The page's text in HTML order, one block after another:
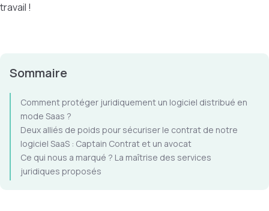
travail !
Sommaire
Comment protéger juridiquement un logiciel distribué en
mode Saas ?
Deux alliés de poids pour sécuriser le contrat de notre
logiciel SaaS : Captain Contrat et un avocat
Ce qui nous a marqué ? La maîtrise des services
juridiques proposés